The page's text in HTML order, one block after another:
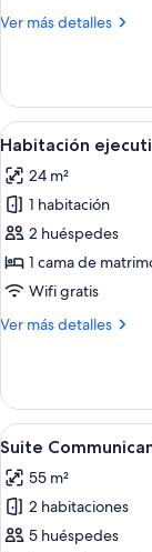
Ver más detalles
Más
superior
Abrir
todas
las
fotos
de
Habitación
ejecutiva
3
Habitación
24 m²
1 habitación
2 huéspedes
1 cama de
Wifi gratis
Ver más detalles
Más
ejecutiva
Abrir
todas
las
fotos
de
3
Suite
55 m²
2 habitaciones
5 huéspedes